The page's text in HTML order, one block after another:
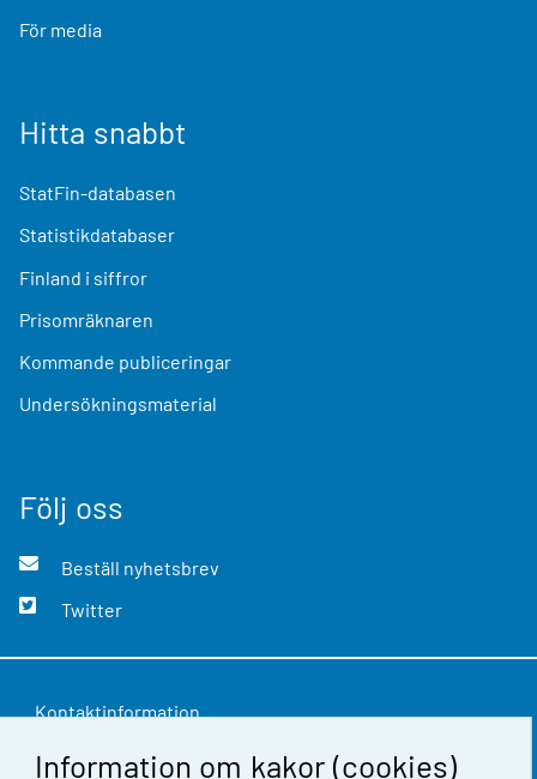
Information om kakor (cookies)
För media
Hitta snabbt
StatFin-databasen
Statistikdatabaser
Finland i siffror
Prisomräknaren
Kommande publiceringar
Undersökningsmaterial
Följ oss
Beställ nyhetsbrev
Twitter
Kontaktinformation
Respons